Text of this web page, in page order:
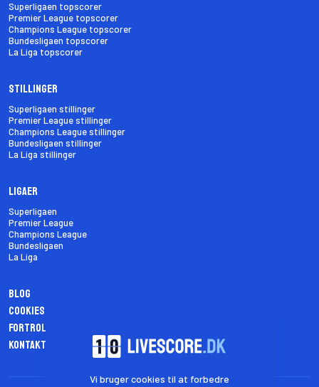
Superligaen topscorer
Premier League topscorer
Champions League topscorer
Bundesligaen topscorer
La Liga topscorer
Stillinger
Superligaen stillinger
Premier League stillinger
Champions League stillinger
Bundesligaen stillinger
La Liga stillinger
Ligaer
Superligaen
Premier League
Champions League
Bundesligaen
La Liga
Blog
Cookies
Fortrolighedspolitik
Kontakt os
Vi bruger cookies til at forbedre